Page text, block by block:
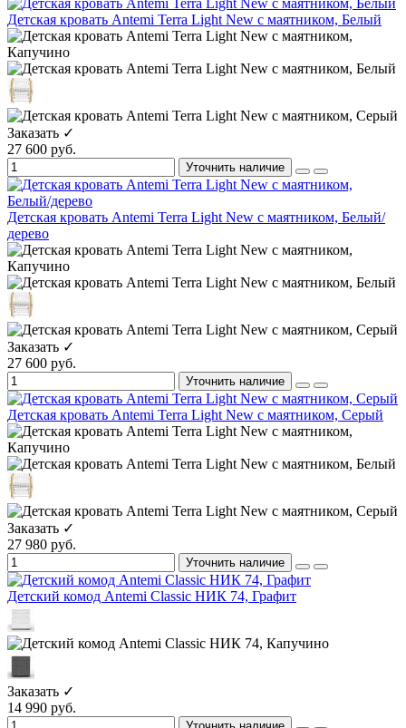
Детская кровать Antemi Terra Light New с маятником, Белый
Заказать ✓
27 600 руб.
Уточнить наличие
Детская кровать Antemi Terra Light New с маятником, Белый/
дерево
Заказать ✓
27 600 руб.
Уточнить наличие
Детская кровать Antemi Terra Light New с маятником, Серый
Заказать ✓
27 980 руб.
Уточнить наличие
Детский комод Antemi Classic НИК 74, Графит
Заказать ✓
14 990 руб.